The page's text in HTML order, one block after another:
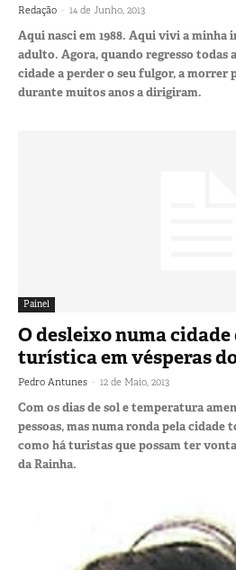
Redação - 14 de Junho, 2013
Aqui nasci em 1988. Aqui vivi a
adulto. Agora, quando regresso todas
cidade a perder o seu fulgor, a morrer
durante muitos anos a dirigiram.
Painel
O desleixo numa cidade
turística em vésperas
Pedro Antunes - 12 de Maio, 2013
Com os dias de sol e temperatura
pessoas, mas numa ronda pela cidade
como há turistas que possam ter
da Rainha.